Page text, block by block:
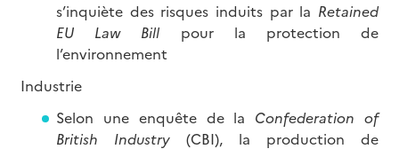
s’inquiète des risques induits par la Retained
EU Law Bill pour la protection de
l’environnement
Industrie
Selon une enquête de la Confederation of
British Industry (CBI), la production de